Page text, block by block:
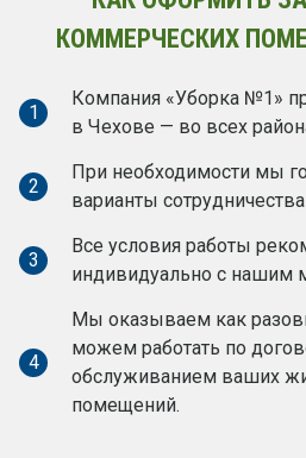
КОММЕРЧЕСКИХ
1
Компания «Уборка №1»
в Чехове — во всех
2
При необходимости мы
варианты
3
Все условия работы
индивидуально с нашим
4
Мы оказываем как
можем работать по
обслуживанием ваших
помещений.